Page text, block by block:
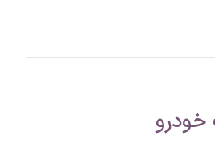
خودرو